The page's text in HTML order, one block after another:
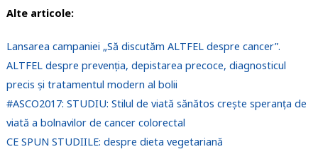
Alte articole:
Lansarea campaniei „Să discutăm ALTFEL despre cancer”.
ALTFEL despre prevenția, depistarea precoce, diagnosticul
precis și tratamentul modern al bolii
#ASCO2017: STUDIU: Stilul de viată sănătos crește speranța de
viată a bolnavilor de cancer colorectal
CE SPUN STUDIILE: despre dieta vegetariană